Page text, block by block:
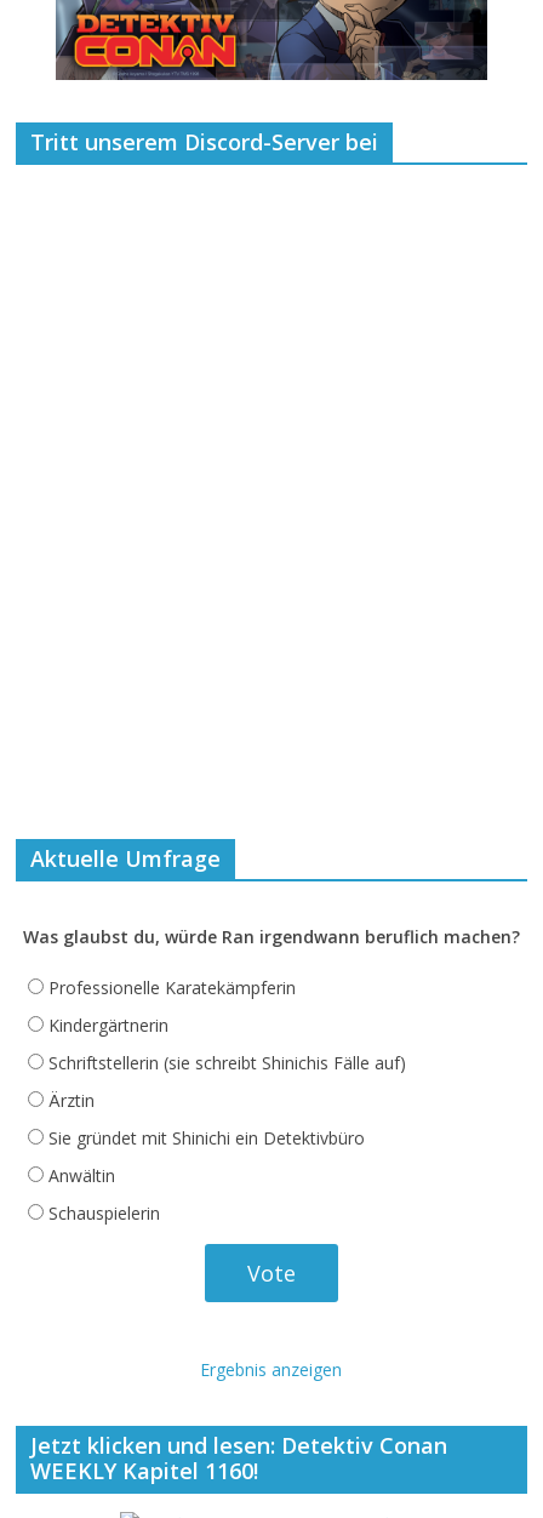
Tritt unserem Discord-Server bei
Aktuelle Umfrage
Was glaubst du, würde Ran irgendwann beruflich machen?
Professionelle Karatekämpferin
Kindergärtnerin
Schriftstellerin (sie schreibt Shinichis Fälle auf)
Ärztin
Sie gründet mit Shinichi ein Detektivbüro
Anwältin
Schauspielerin
Ergebnis anzeigen
Jetzt klicken und lesen: Detektiv Conan
WEEKLY Kapitel 1160!